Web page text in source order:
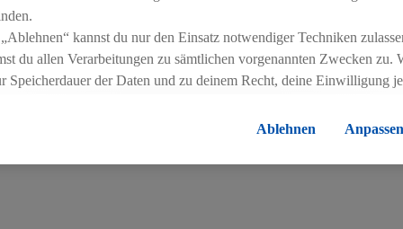
der Stiftung Pro Juventute gehört. Pro verkaufte
bei Pro Juventute: «Es freut uns, dass wir mit
und Kinder und ihre Familien mit einem Teil des
kannst du nur den Einsatz notwendiger Techniken
du allen Verarbeitungen zu sämtlichen vorgenannten Zwecken zu.
Speicherdauer der Daten und zu deinem Recht, deine Einwilligung
Ablehnen
Anpassen